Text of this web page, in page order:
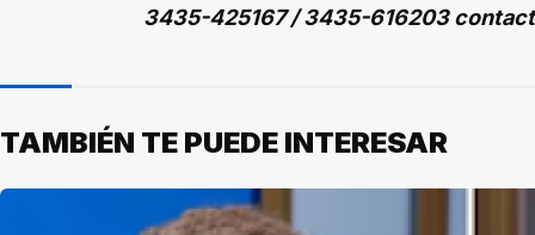
3435-425167 / 3435-616203
TAMBIÉN TE PUEDE INTERESAR